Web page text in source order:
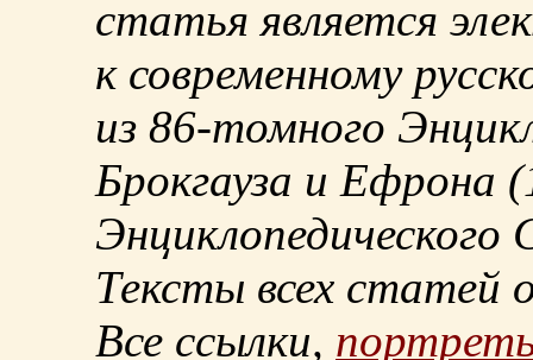
статья является
к современному
из 86-томного
Брокгауза и Ефрона
Энциклопедического
Тексты всех статей
Все ссылки,